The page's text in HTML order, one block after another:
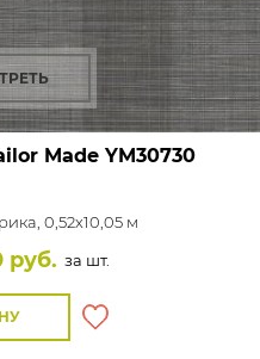
Made YM30730
0,52x10,05 м
руб. за шт.